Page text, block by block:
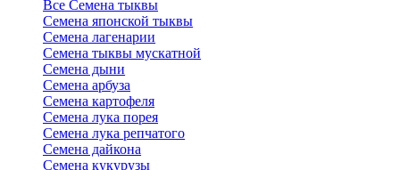
Все Семена тыквы
Семена японской тыквы
Семена лагенарии
Семена тыквы мускатной
Семена дыни
Семена арбуза
Семена картофеля
Семена лука порея
Семена лука репчатого
Семена дайкона
Семена кукурузы